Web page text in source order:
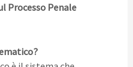
Processo Penale